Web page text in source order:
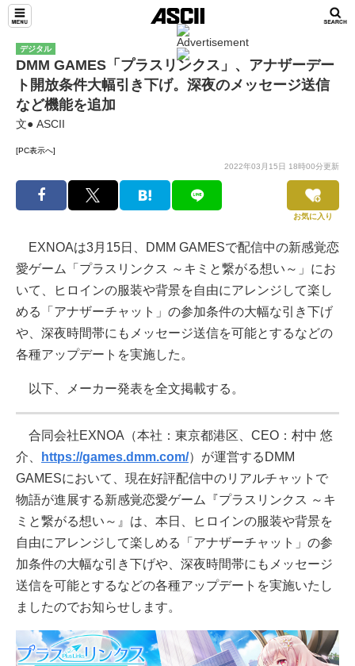
デジタル
DMM GAMES「プラスリンクス」、アナザーデー
ト開放条件大幅引き下げ。深夜のメッセージ送信
など機能を追加
文● ASCII
[PC表示へ]
2022年03月15日 18時00分更新
お気に入り
EXNOAは3月15日、DMM GAMESで配信中の新感覚恋
愛ゲーム「プラスリンクス ～キミと繋がる想い～」にお
いて、ヒロインの服装や背景を自由にアレンジして楽し
める「アナザーチャット」の参加条件の大幅な引き下げ
や、深夜時間帯にもメッセージ送信を可能とするなどの
各種アップデートを実施した。
以下、メーカー発表を全文掲載する。
合同会社EXNOA（本社：東京都港区、CEO：村中 悠
介、
https://games.dmm.com/）が運営するDMM
GAMESにおいて、現在好評配信中のリアルチャットで
物語が進展する新感覚恋愛ゲーム『プラスリンクス ～キ
ミと繋がる想い～』は、本日、ヒロインの服装や背景を
自由にアレンジして楽しめる「アナザーチャット」の参
加条件の大幅な引き下げや、深夜時間帯にもメッセージ
送信を可能とするなどの各種アップデートを実施いたし
ましたのでお知らせします。